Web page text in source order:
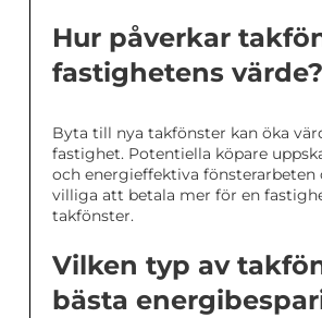
Hur påverkar
fastighetens värde?
Byta till nya takfönster kan öka
fastighet. Potentiella köpare
och energieffektiva fönsterarbeten
villiga att betala mer för en
takfönster.
Vilken typ av
bästa